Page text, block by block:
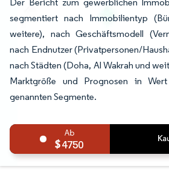
segmentiert nach Immobilientyp
weitere), nach Geschäftsmodell
nach Endnutzer (Privatpersonen/
nach Städten (Doha, Al Wakrah und
Marktgröße und Prognosen in
genannten Segmente.
4750